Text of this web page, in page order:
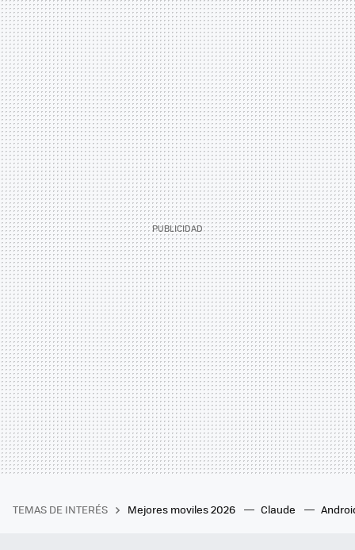
TEMAS DE INTERÉS Mejores moviles 2026 Claude